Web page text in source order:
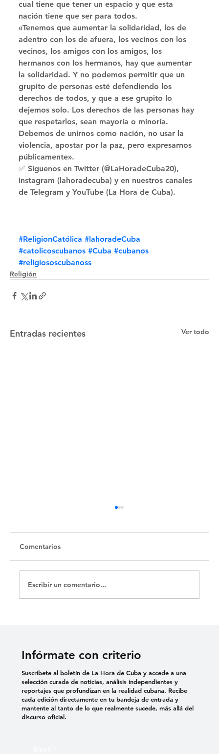
cual tiene que tener un espacio y que esta
nación tiene que ser para todos.
«Tenemos que aumentar la solidaridad, los de
adentro con los de afuera, los vecinos con los
vecinos, los amigos con los amigos, los
hermanos con los hermanos, hay que aumentar
la solidaridad. Y no podemos permitir que un
grupito de personas esté defendiendo los
derechos de todos, y que a ese grupito lo
dejemos solo. Los derechos de las personas hay
que respetarlos, sean mayoría o minoría.
Debemos de unirnos como nación, no usar la
violencia, apostar por la paz, pero expresarnos
públicamente».
✅ Síguenos en Twitter (@LaHoradeCuba20),
Instagram (lahoradecuba) y en nuestros canales
de Telegram y YouTube (La Hora de Cuba).
#ReligionCatólica #lahoradeCuba
#catolicoscubanos #Cuba #cubanos
#religiososcubanoss
Religión
Entradas recientes Ver todo
Comentarios
Escribir un comentario...
Infórmate con criterio
Suscríbete al boletín de La Hora de Cuba y accede a una
selección curada de noticias, análisis independientes y
reportajes que profundizan en la realidad cubana. Recibe
cada edición directamente en tu bandeja de entrada y
mantente al tanto de lo que realmente sucede, más allá del
discurso oficial.